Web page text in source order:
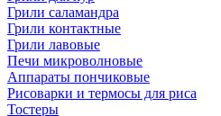
Грили саламандра
Грили контактные
Грили лавовые
Печи микроволновые
Аппараты пончиковые
Рисоварки и термосы для риса
Тостеры